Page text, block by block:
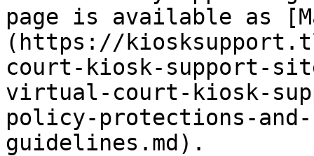
page is available as
(https://
court-kiosk-support-
virtual-court-kiosk-
policy-protections-
guidelines.md).